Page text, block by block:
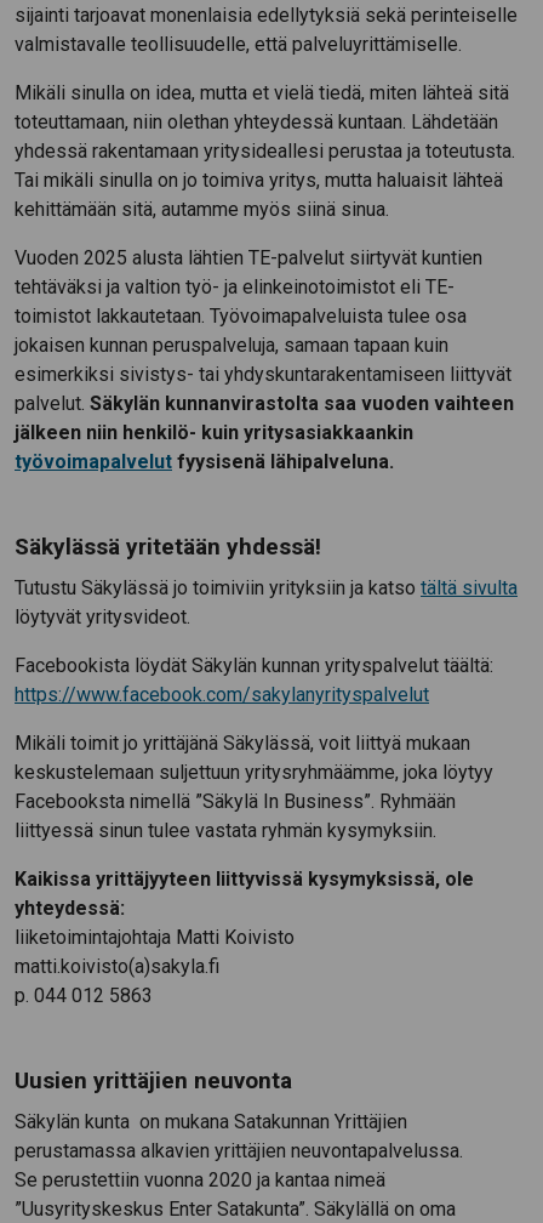
sijainti tarjoavat monenlaisia edellytyksiä sekä perinteiselle
valmistavalle teollisuudelle, että palveluyrittämiselle.
Mikäli sinulla on idea, mutta et vielä tiedä, miten lähteä sitä
toteuttamaan, niin olethan yhteydessä kuntaan. Lähdetään
yhdessä rakentamaan yritysideallesi perustaa ja toteutusta.
Tai mikäli sinulla on jo toimiva yritys, mutta haluaisit lähteä
kehittämään sitä, autamme myös siinä sinua.
Vuoden 2025 alusta lähtien TE-palvelut siirtyvät kuntien
tehtäväksi ja valtion työ- ja elinkeinotoimistot eli TE-
toimistot lakkautetaan. Työvoimapalveluista tulee osa
jokaisen kunnan peruspalveluja, samaan tapaan kuin
esimerkiksi sivistys- tai yhdyskuntarakentamiseen liittyvät
palvelut. Säkylän kunnanvirastolta saa vuoden vaihteen
jälkeen niin henkilö- kuin yritysasiakkaankin
työvoimapalvelut fyysisenä lähipalveluna.
Säkylässä yritetään yhdessä!
Tutustu Säkylässä jo toimiviin yrityksiin ja katso tältä sivulta
löytyvät yritysvideot.
Facebookista löydät Säkylän kunnan yrityspalvelut täältä:
https://www.facebook.com/sakylanyrityspalvelut
Mikäli toimit jo yrittäjänä Säkylässä, voit liittyä mukaan
keskustelemaan suljettuun yritysryhmäämme, joka löytyy
Facebooksta nimellä ”Säkylä In Business”. Ryhmään
liittyessä sinun tulee vastata ryhmän kysymyksiin.
Kaikissa yrittäjyyteen liittyvissä kysymyksissä, ole
yhteydessä:
liiketoimintajohtaja Matti Koivisto
matti.koivisto(a)sakyla.fi
p. 044 012 5863
Uusien yrittäjien neuvonta
Säkylän kunta on mukana Satakunnan Yrittäjien
perustamassa alkavien yrittäjien neuvontapalvelussa.
Se perustettiin vuonna 2020 ja kantaa nimeä
”Uusyrityskeskus Enter Satakunta”. Säkylällä on oma